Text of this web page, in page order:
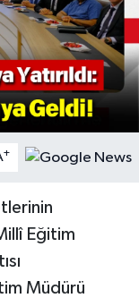
+
Eğitim
Müdürü